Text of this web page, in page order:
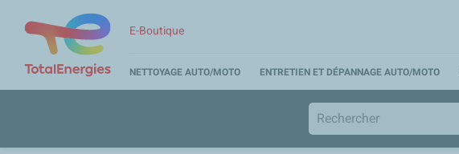
E-Boutique
NETTOYAGE AUTO/MOTO ENTRETIEN ET DÉPANNAGE AUTO/MOTO